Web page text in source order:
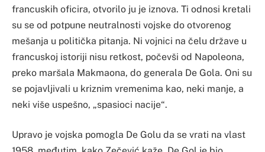
francuskih oficira, otvorilo ju je iznova. Ti odnosi kretali
su se od potpune neutralnosti vojske do otvorenog
mešanja u politička pitanja. Ni vojnici na čelu države u
francuskoj istoriji nisu retkost, počevši od Napoleona,
preko maršala Makmaona, do generala De Gola. Oni su
se pojavljivali u kriznim vremenima kao, neki manje, a
neki više uspešno, „spasioci nacije“.
Upravo je vojska pomogla De Golu da se vrati na vlast